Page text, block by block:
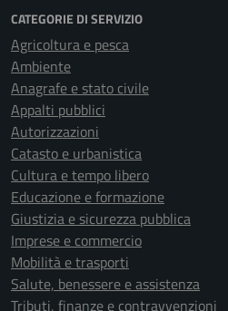
CATEGORIE DI SERVIZIO
Agricoltura e pesca
Ambiente
Anagrafe e stato civile
Appalti pubblici
Autorizzazioni
Catasto e urbanistica
Cultura e tempo libero
Educazione e formazione
Giustizia e sicurezza pubblica
Imprese e commercio
Mobilità e trasporti
Salute, benessere e assistenza
Tributi, finanze e contravvenzioni